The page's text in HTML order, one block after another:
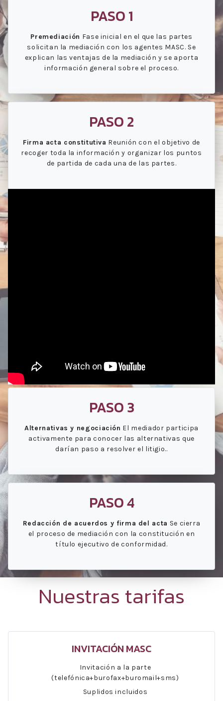
PASO 1
Premediación Fase inicial en el que las partes
solicitan la mediación con los agentes MASC. Se
explican las ventajas de la mediación y se aporta
información general sobre el proceso.
PASO 2
Firma acta constitutiva Reunión con el objetivo de
recoger toda la información y organizar los puntos
de partida de cada una de las partes.
PASO 3
Alternativas y negociación El mediador participa
activamente para conocer las alternativas que
darían paso a resolver el litigio..
PASO 4
Redacción de acuerdos y firma del acta Se cierra
el proceso de mediación con la constitución en
título ejecutivo de conformidad.
Nuestras tarifas
INVITACIÓN MASC
Invitación a la parte
(telefónica+burofax+buromail+sms)
Suplidos incluidos